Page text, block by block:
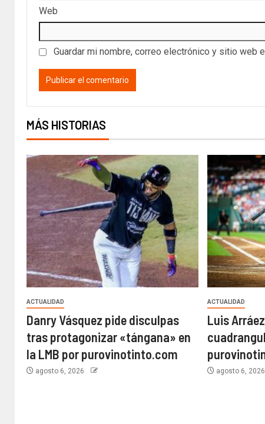
Web
Guardar mi nombre, correo electrónico y sitio web
MÁS HISTORIAS
ACTUALIDAD
Danry Vásquez pide disculpas
tras protagonizar «tángana» en
la LMB por purovinotinto.com
agosto 6, 2026
ACTUALIDAD
Luis
agosto 6, 2026